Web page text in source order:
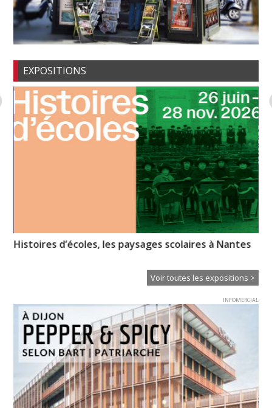
EXPOSITIONS
Histoires d’écoles, les paysages scolaires à Nantes
Voir toutes les expositions >
INFOMERCIAL